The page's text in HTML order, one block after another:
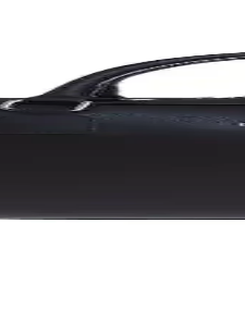
Günlük ve İş Kullanımı
vegan deri evrak çantası,
İş Dünyasında Öne
güvenilir ve estetik bir